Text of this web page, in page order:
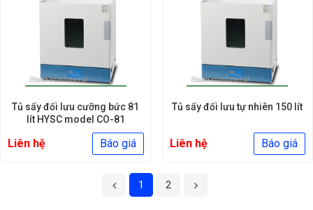
Tủ sấy đối lưu cưỡng bức 81
lít HYSC model CO-81
Liên hệ Báo giá
Tủ sấy đối lưu tự nhiên 150 lít
Liên hệ Báo giá
1 2